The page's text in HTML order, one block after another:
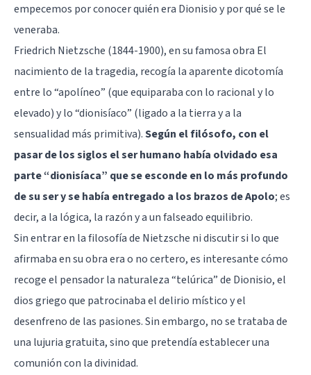
empecemos por conocer quién era Dionisio y por qué se le
veneraba.
Friedrich Nietzsche (1844-1900), en su famosa obra El
nacimiento de la tragedia, recogía la aparente dicotomía
entre lo “apolíneo” (que equiparaba con lo racional y lo
elevado) y lo “dionisíaco” (ligado a la tierra y a la
sensualidad más primitiva).Según el filósofo, con el
pasar de los siglos el ser humano había olvidado esa
parte “dionisíaca” que se esconde en lo más profundo
de su ser y se había entregado a los brazos de Apolo; es
decir, a la lógica, la razón y a un falseado equilibrio.
Sin entrar en la filosofía de Nietzsche ni discutir si lo que
afirmaba en su obra era o no certero, es interesante cómo
recoge el pensador la naturaleza “telúrica” de Dionisio, el
dios griego que patrocinaba el delirio místico y el
desenfreno de las pasiones. Sin embargo, no se trataba de
una lujuria gratuita, sino que pretendía establecer una
comunión con la divinidad.